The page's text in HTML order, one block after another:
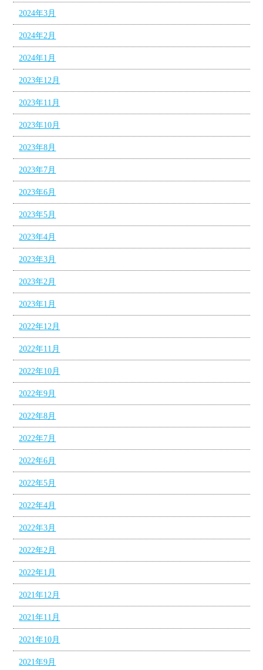
2024年3月
2024年2月
2024年1月
2023年12月
2023年11月
2023年10月
2023年8月
2023年7月
2023年6月
2023年5月
2023年4月
2023年3月
2023年2月
2023年1月
2022年12月
2022年11月
2022年10月
2022年9月
2022年8月
2022年7月
2022年6月
2022年5月
2022年4月
2022年3月
2022年2月
2022年1月
2021年12月
2021年11月
2021年10月
2021年9月